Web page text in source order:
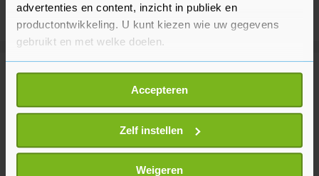
advertenties en content, inzicht in publiek en
productontwikkeling. U kunt kiezen wie uw gegevens
gebruikt en met welke doelen.
Als u het toestaat, willen we ook graag:
Informatie verzamelen over uw geografische
locatie, die tot een paar meter nauwkeurig kan zijn
Uw apparaat identificeren door het actief te
scannen op specifieke eigenschappen (fingerprinting)
Lees meer over hoe uw persoonlijke gegevens worden
Accepteren
Zelf instellen
Weigeren
Meer uit Buitenland
8 verminkte lichamen gevonden in